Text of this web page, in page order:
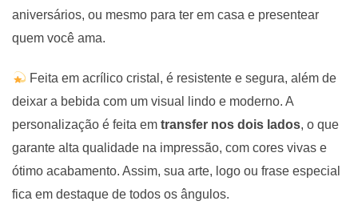
aniversários, ou mesmo para ter em casa e presentear
quem você ama.
Feita em acrílico cristal, é resistente e segura, além de
deixar a bebida com um visual lindo e moderno. A
personalização é feita em transfer nos dois lados, o que
garante alta qualidade na impressão, com cores vivas e
ótimo acabamento. Assim, sua arte, logo ou frase especial
fica em destaque de todos os ângulos.